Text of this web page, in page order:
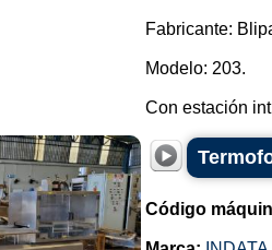
Fabricante:
Modelo: 203.
Con estación
Código